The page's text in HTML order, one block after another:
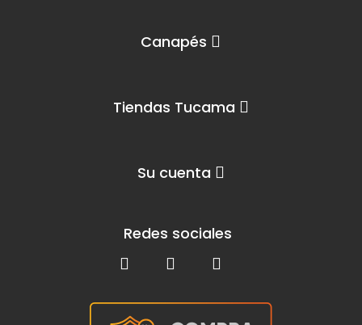
Canapés
Tiendas Tucama
Su cuenta
Redes sociales